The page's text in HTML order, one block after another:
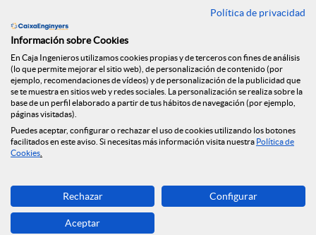
Tablón de anuncios
Política de cookies
Aviso legal
Seguridad Online
Privacidad
Canal denuncias
Descarga ahora
Banca MOBILE
© Grupo Caja Ingenieros 2026
Política de privacidad
Información sobre Cookies
En Caja Ingenieros utilizamos cookies propias y de terceros con fines de análisis
(lo que permite mejorar el sitio web), de personalización de contenido (por
ejemplo, recomendaciones de vídeos) y de personalización de la publicidad que
se te muestra en sitios web y redes sociales. La personalización se realiza sobre la
base de un perfil elaborado a partir de tus hábitos de navegación (por ejemplo,
páginas visitadas).
Puedes aceptar, configurar o rechazar el uso de cookies utilizando los botones
facilitados en este aviso. Si necesitas más información visita nuestra Política de
Cookies
Rechazar Configurar
Aceptar